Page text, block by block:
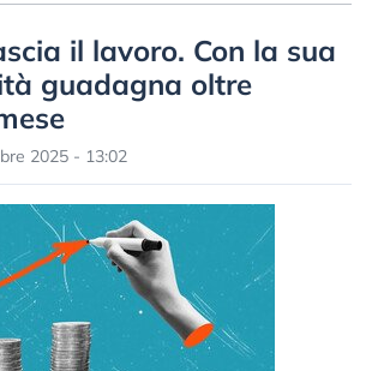
il lavoro. Con la sua
guadagna oltre
2025 - 13:02